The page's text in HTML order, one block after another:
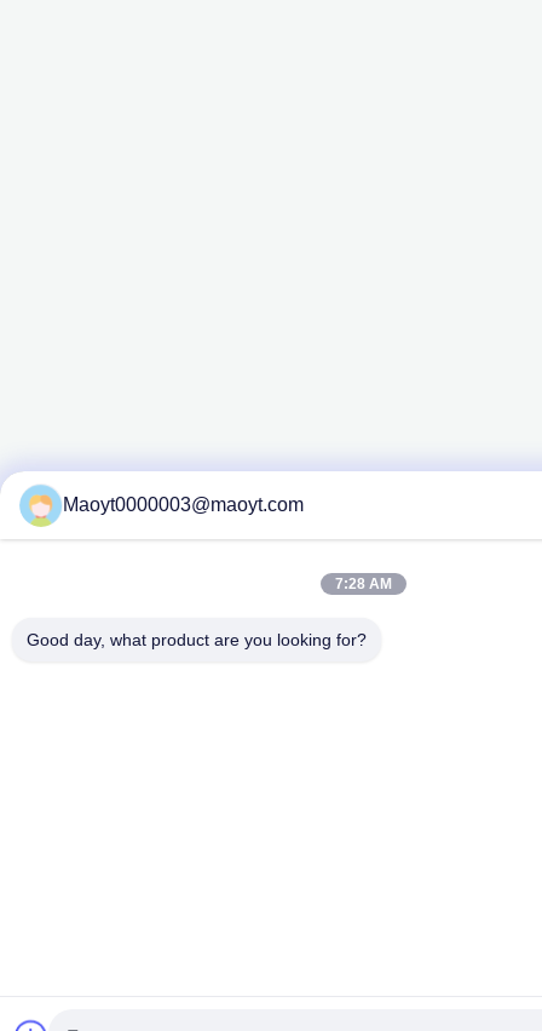
Maoyt0000003@maoyt.com
7:28 AM
Good day, what product are you looking for?